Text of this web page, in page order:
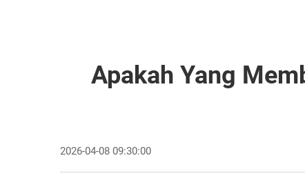
Apakah Yang
2026-04-08 09:30:00